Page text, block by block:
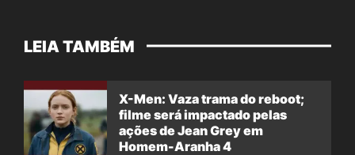
LEIA TAMBÉM
X-Men: Vaza trama do reboot;
filme será impactado pelas
ações de Jean Grey em
Homem-Aranha 4